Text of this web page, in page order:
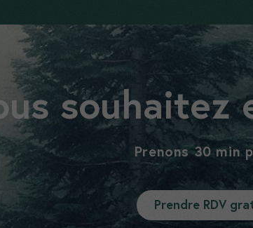
souhaitez
Prenons 30 min
Prendre RDV